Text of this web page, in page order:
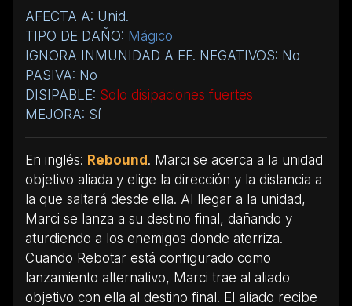
AFECTA A: Unid.
TIPO DE DAÑO: Mágico
IGNORA INMUNIDAD A EF. NEGATIVOS: No
PASIVA: No
DISIPABLE: Solo disipaciones fuertes
MEJORA: Sí
En inglés: Rebound. Marci se acerca a la unidad
objetivo aliada y elige la dirección y la distancia a
la que saltará desde ella. Al llegar a la unidad,
Marci se lanza a su destino final, dañando y
aturdiendo a los enemigos donde aterriza.
Cuando Rebotar está configurado como
lanzamiento alternativo, Marci trae al aliado
objetivo con ella al destino final. El aliado recibe